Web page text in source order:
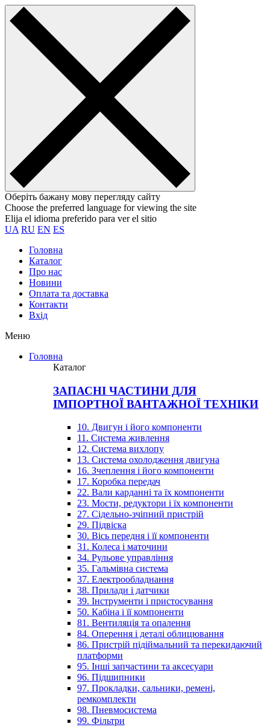
Оберіть бажану мову перегляду сайту
Choose the preferred language for viewing the site
Elija el idioma preferido para ver el sitio
UA RU EN ES
Головна
Каталог
Про нас
Новини
Оплата та доставка
Контакти
Вхiд
Меню
Головна
Каталог
ЗАПАСНІ ЧАСТИНИ ДЛЯ
ІМПОРТНОЇ ВАНТАЖНОЇ ТЕХНІКИ
10. Двигун і його компоненти
11. Система живлення
12. Система вихлопу
13. Система охолодження двигуна
16. Зчеплення і його компоненти
17. Коробка передач
22. Вали карданні та їх компоненти
23. Мости, редуктори і їх компоненти
27. Сідельно-зчіпний пристрій
29. Підвіска
30. Вісь передня і її компоненти
31. Колеса і маточини
34. Рульове управління
35. Гальмівна система
37. Електрообладнання
38. Прилади і датчики
39. Інструменти і пристосування
50. Кабіна і її компоненти
81. Вентиляція та опалення
84. Оперення і деталі облицювання
86. Пристрій підіймальний та перекидаючий
платформи
95. Інші запчастини та аксесуари
96. Підшипники
97. Прокладки, сальники, ремені,
ремкомплекти
98. Пневмосистема
99. Фільтри